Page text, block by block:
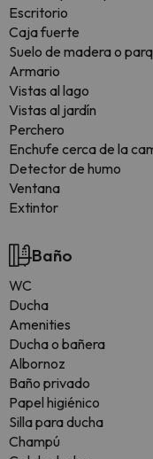
Escritorio
Caja fuerte
Suelo de madera o
Armario
Vistas al lago
Vistas al jardín
Perchero
Enchufe cerca de la
Detector de humo
Ventana
Extintor
Baño
WC
Ducha
Amenities
Ducha o bañera
Albornoz
Baño privado
Papel higiénico
Silla para ducha
Champú